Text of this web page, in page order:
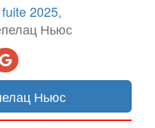
2025,
Ньюс
Ньюс